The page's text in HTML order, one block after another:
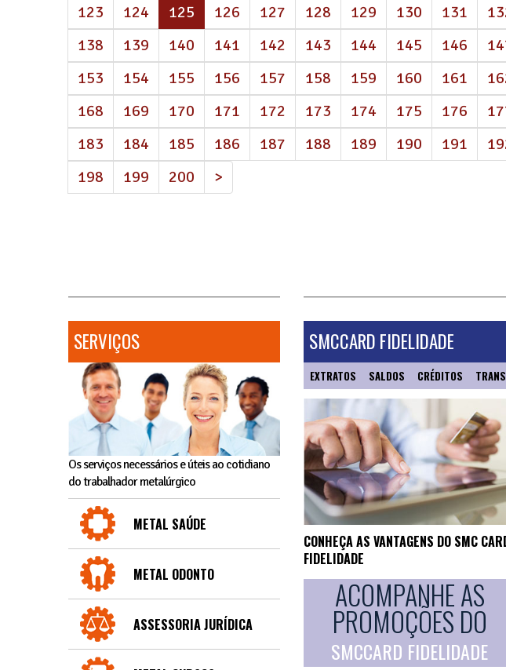
123
124 125 (atual)
126 127 128 129 130 131
138
139 140 141 142 143 144 145 146
153
154 155 156 157 158 159 160 161
168
169 170 171 172 173 174 175 176
183
184 185 186 187 188 189 190 191
198
199 200 >
SERVIÇOS
Os serviços necessários e úteis ao cotidiano
do trabalhador metalúrgico
METAL SAÚDE
METAL ODONTO
ASSESSORIA JURÍDICA
SMCCARD FIDELIDADE
EXTRATOS SALDOS CRÉDITOS
CONHEÇA AS VANTAGENS DO SMC
FIDELIDADE
ACOMPANHE AS
PROMOÇÕES DO
SMCCARD FIDELIDADE